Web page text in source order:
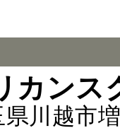
カンス
川越市